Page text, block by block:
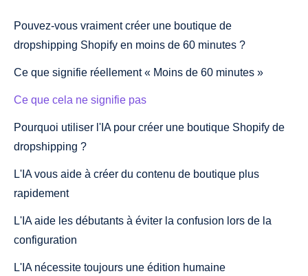
Pouvez-vous vraiment créer une boutique de
dropshipping Shopify en moins de 60 minutes ?
Ce que signifie réellement « Moins de 60 minutes »
Ce que cela ne signifie pas
Pourquoi utiliser l'IA pour créer une boutique Shopify de
dropshipping ?
L'IA vous aide à créer du contenu de boutique plus
rapidement
L'IA aide les débutants à éviter la confusion lors de la
configuration
L'IA nécessite toujours une édition humaine